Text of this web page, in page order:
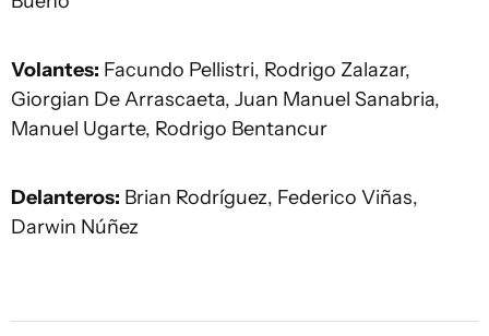
Volantes: Facundo Pellistri, Rodrigo Zalazar,
Giorgian De Arrascaeta, Juan Manuel Sanabria,
Manuel Ugarte, Rodrigo Bentancur
Delanteros: Brian Rodríguez, Federico Viñas,
Darwin Núñez